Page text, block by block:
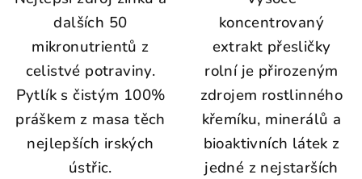
dalších 50
mikronutrientů z
celistvé potraviny.
Pytlík s čistým 100%
práškem z masa těch
nejlepších irských
ústřic.
koncentrovaný
extrakt přesličky
rolní je přirozeným
zdrojem rostlinného
křemíku, minerálů a
bioaktivních látek z
jedné z nejstarších